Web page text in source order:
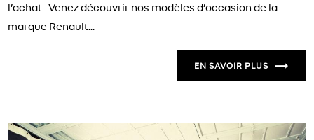
l’achat. Venez découvrir nos modèles d’occasion de la
marque Renault...
EN SAVOIR PLUS